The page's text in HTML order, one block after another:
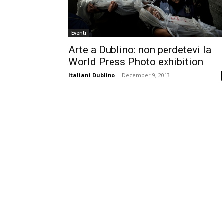
Eventi
Arte a Dublino: non perdetevi la
World Press Photo exhibition
Italiani Dublino - December 9, 2013